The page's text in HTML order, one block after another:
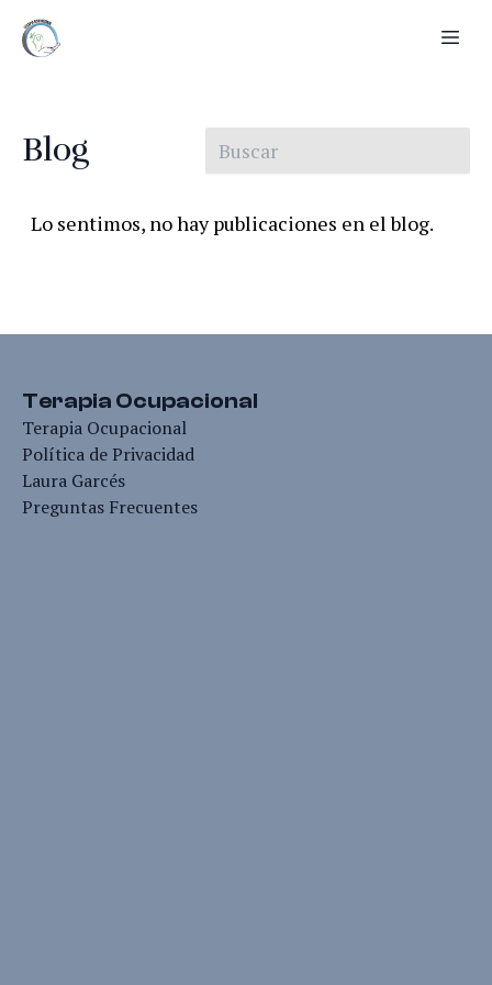
Blog
Lo sentimos, no hay publicaciones en el blog.
Terapia Ocupacional
Terapia Ocupacional
Política de Privacidad
Laura Garcés
Preguntas Frecuentes